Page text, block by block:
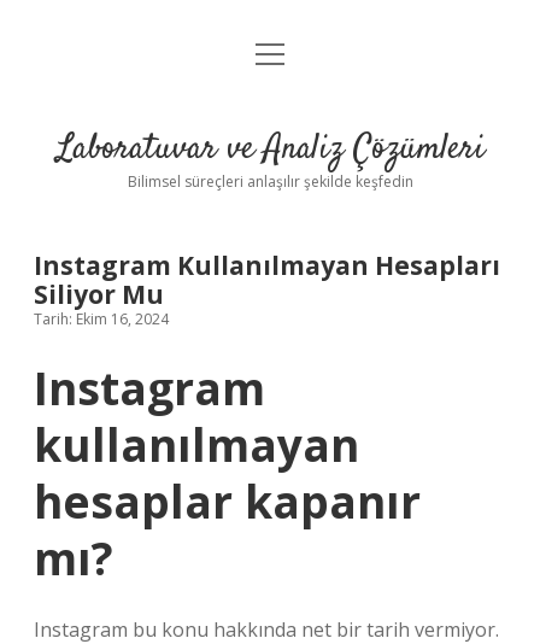
Anasayfa
Yasal Uyarı
menüyü
Laboratuvar ve Analiz Çözümleri
Bilimsel süreçleri anlaşılır şekilde keşfedin
Instagram Kullanılmayan Hesapları
Siliyor Mu
Tarih: Ekim 16, 2024
Instagram
kullanılmayan
hesaplar kapanır
mı?
Instagram bu konu hakkında net bir tarih vermiyor.